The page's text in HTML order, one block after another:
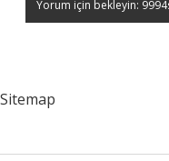
Sitemap